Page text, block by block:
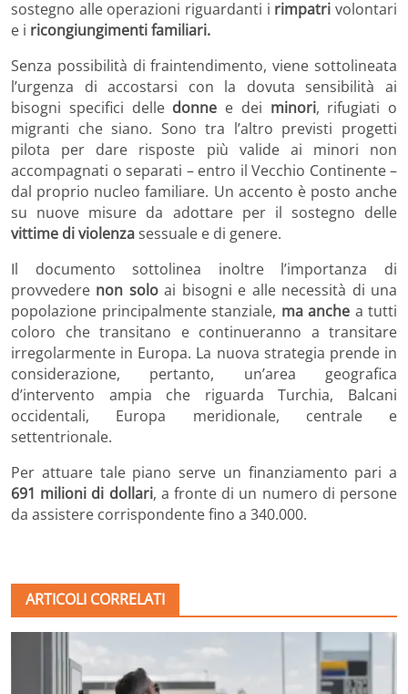
sostegno alle operazioni riguardanti i rimpatri volontari
e i ricongiungimenti familiari.
Senza possibilità di fraintendimento, viene sottolineata
l’urgenza di accostarsi con la dovuta sensibilità ai
bisogni specifici delle donne e dei minori, rifugiati o
migranti che siano. Sono tra l’altro previsti progetti
pilota per dare risposte più valide ai minori non
accompagnati o separati – entro il Vecchio Continente –
dal proprio nucleo familiare. Un accento è posto anche
su nuove misure da adottare per il sostegno delle
vittime di violenzasessuale e di genere.
Il documento sottolinea inoltre l’importanza di
provvedere non soloai bisogni e alle necessità di una
popolazione principalmente stanziale, ma anche a tutti
coloro che transitano e continueranno a transitare
irregolarmente in Europa. La nuova strategia prende in
considerazione, pertanto, un’area geografica
d’intervento ampia che riguarda Turchia, Balcani
occidentali, Europa meridionale, centrale e
settentrionale.
Per attuare tale piano serve un finanziamento pari a
691 milioni di dollari, a fronte di un numero di persone
da assistere corrispondente fino a 340.000.
ARTICOLI CORRELATI